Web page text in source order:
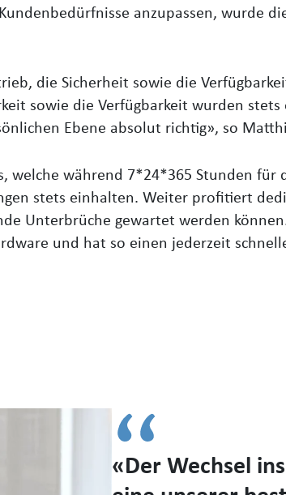
anzupassen, wurde
die Sicherheit sowie die
sowie die Verfügbarkeit wurden
Ebene absolut richtig», so
welche während 7*24*365 Stunden für
stets einhalten. Weiter profitiert
Unterbrüche gewartet werden
und hat so einen jederzeit
Der Wechsel